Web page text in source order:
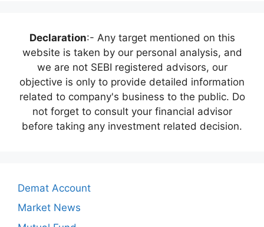
Declaration:- Any target mentioned on this
website is taken by our personal analysis, and
we are not SEBI registered advisors, our
objective is only to provide detailed information
related to company's business to the public. Do
not forget to consult your financial advisor
before taking any investment related decision.
Demat Account
Market News